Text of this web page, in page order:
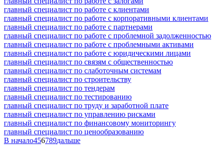
главный специалист по работе с клиентами
главный специалист по работе с корпоративными клиентами
главный специалист по работе с партнерами
главный специалист по работе с проблемной задолженностью
главный специалист по работе с проблемными активами
главный специалист по работе с юридическими лицами
главный специалист по связям с общественностью
главный специалист по слаботочным системам
главный специалист по строительству
главный специалист по тендерам
главный специалист по тестированию
главный специалист по труду и заработной плате
главный специалист по управлению рисками
главный специалист по финансовому мониторингу
главный специалист по ценообразованию
В начало456789дальше